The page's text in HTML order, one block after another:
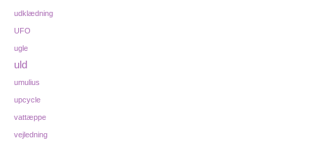
udklædning
UFO
ugle
uld
umulius
upcycle
vattæppe
vejledning